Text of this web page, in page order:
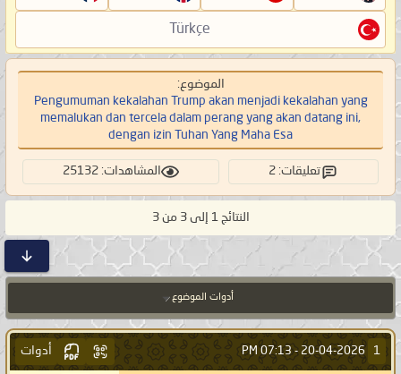
Türkçe
الموضوع:
Pengumuman kekalahan Trump akan menjadi kekalahan yang
memalukan dan tercela dalam perang yang akan datang ini,
dengan izin Tuhan Yang Maha Esa
تعليقات: 2 المشاهدات: 25132
النتائج 1 إلى 3 من 3
أدوات الموضوع
1
20-04-2026 -
07:13 PM أدوات